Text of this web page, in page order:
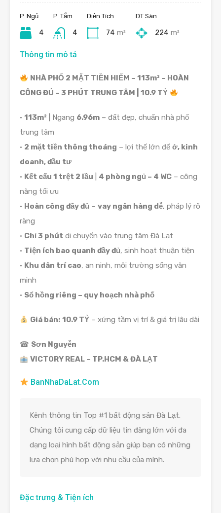
P. Ngủ
4
P. Tắm
4
Diện Tích
74 m²
DT Sàn
224 m²
Thông tin mô tả
NHÀ PHỐ 2 MẶT TIỀN HIẾM – 113m² – HOÀN
CÔNG ĐỦ – 3 PHÚT TRUNG TÂM | 10.9 TỶ
• 113m² | Ngang 6.96m – đất đẹp, chuẩn nhà phố
trung tâm
• 2 mặt tiền thông thoáng – lợi thế lớn để ở, kinh
doanh, đầu tư
• Kết cấu 1 trệt 2 lầu 4 phòng ngủ – 4 WC – công
năng tối ưu
• Hoàn công đầy đủ – vay ngân hàng dễ, pháp lý rõ
ràng
• Chỉ 3 phút di chuyển vào trung tâm Đà Lạt
• Tiện ích bao quanh đầy đủ, sinh hoạt thuận tiện
• Khu dân trí cao, an ninh, môi trường sống văn
minh
• Sổ hồng riêng – quy hoạch nhà phố
Giá bán: 10.9 TỶ – xứng tầm vị trí & giá trị lâu dài
☎ Sơn Nguyễn
VICTORY REAL – TP.HCM & ĐÀ LẠT
BanNhaDaLat.Com
Kênh thông tin Top #1 bất động sản Đà Lạt.
Chúng tôi cung cấp dữ liệu tin đăng lớn với đa
dạng loại hình bất động sản giúp bạn có những
lựa chọn phù hợp với nhu cầu của mình.
Đặc trưng & Tiện ích